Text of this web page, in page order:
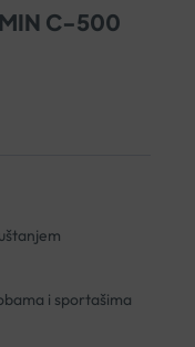
C-500
i sportašima